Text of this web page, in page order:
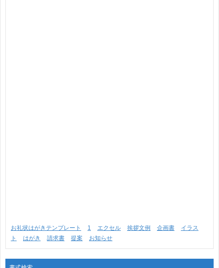
お礼状はがきテンプレート 1 エクセル 挨拶文例 企画書
イラス
ト
はがき 請求書 提案 お知らせ